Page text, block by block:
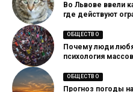
Во Львове ввели
где действуют
ОБЩЕСТВО
Почему люди
психология
ОБЩЕСТВО
Прогноз погоды на